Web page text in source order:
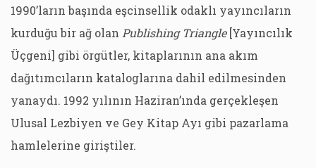
1990’ların başında eşcinsellik odaklı yayıncıların
kurduğu bir ağ olan Publishing Triangle[Yayıncılık
Üçgeni] gibi örgütler, kitaplarının ana akım
dağıtımcıların kataloglarına dahil edilmesinden
yanaydı. 1992 yılının Haziran’ında gerçekleşen
Ulusal Lezbiyen ve Gey Kitap Ayı gibi pazarlama
hamlelerine giriştiler.